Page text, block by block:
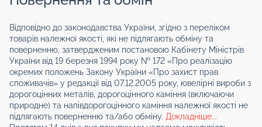
Відповідно до законодавства України, згідно з переліком
товарів належної якості, які не підлягають обміну та
поверненню, затвердженим постановою Кабінету Міністрів
України від 19 березня 1994 року № 172 «Про реалізацію
окремих положень Закону України «Про захист прав
споживачів» у редакції від 07.12.2005 року, ювелірні вироби з
дорогоцінних металів, дорогоцінного каміння (включаючи
природне) та напівдорогоцінного каміння належної якості не
підлягають поверненню та/або обміну. Докладніше...